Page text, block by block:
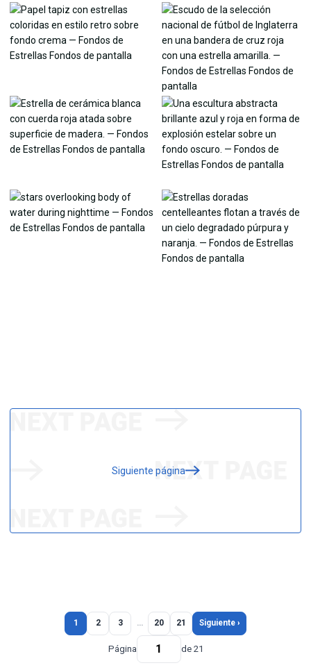
Siguiente página
1 2 3 … 20 21 Siguiente ›
Página de 21